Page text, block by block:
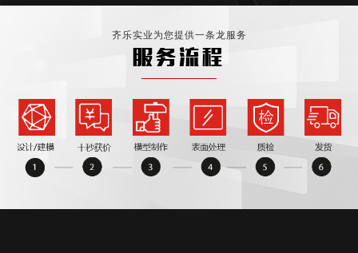
齐乐实业为您提供一条龙服务
服务流程